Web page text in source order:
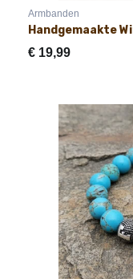
Armbanden
€ 19,99